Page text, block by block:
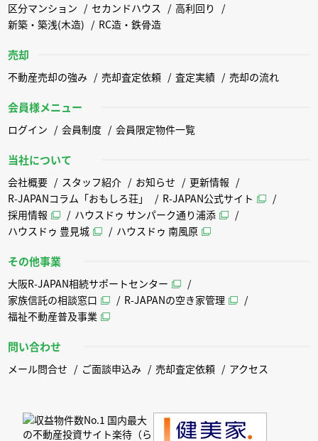
区分マンション
セカンドハウス
高利回り
新築・築浅(木造)
RC造・鉄骨造
売却
不動産売却の強み 売却査定依頼 査定実績 売却の流れ
会員様メニュー
ログイン 会員制度 会員限定物件一覧
当社について
会社概要 スタッフ紹介 お知らせ
更新情報
R-JAPANコラム「おもしろ荘」
R-JAPAN公式サイト
採用情報
ハウスドゥ サンパーク通り浦添
ハウスドゥ 豊見城
ハウスドゥ 南風原
その他事業
大阪R-JAPAN相続サポートセンター
家族信託の相談窓口
R-JAPANの空き家管理
福祉不動産普及事業
問い合わせ
メール問合せ ご面談申込み 売却査定依頼 アクセス